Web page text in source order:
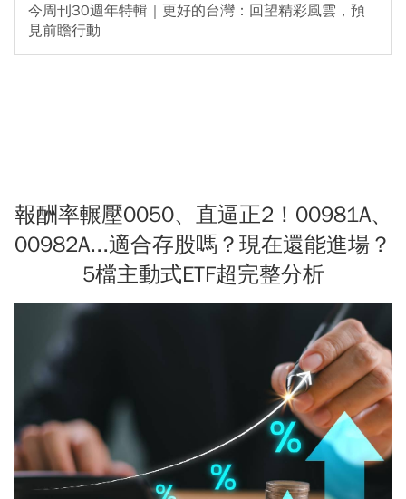
今周刊30週年特輯｜更好的台灣：回望精彩風雲，預
見前瞻行動
報酬率輾壓0050、直逼正2！00981A、
00982A...適合存股嗎？現在還能進場？
5檔主動式ETF超完整分析